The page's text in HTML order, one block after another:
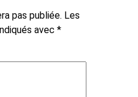
pas publiée. Les
avec *